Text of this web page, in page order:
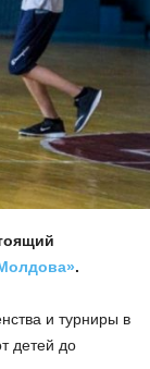
.
и турниры в
детей до